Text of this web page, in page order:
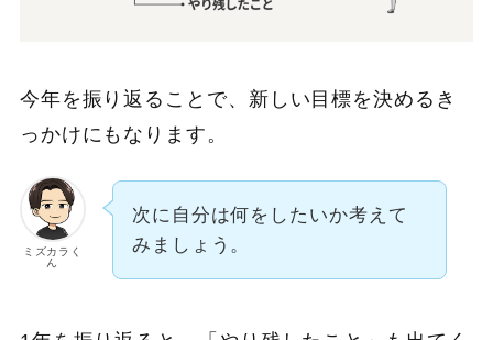
今年を振り返ることで、新しい目標を決めるき
っかけにもなります。
ミズカラく
ん
次に自分は何をしたいか考えて
みましょう。